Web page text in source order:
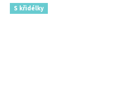
S křidélky